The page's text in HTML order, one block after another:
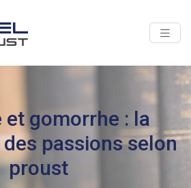
et gomorrhe : la
passions selon
proust